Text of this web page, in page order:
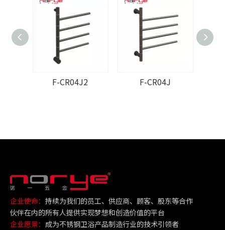
F-CR04J2 F-CR04J
企业使命： 持续为我们的员工、供应商、顾客、股东等合作
伙伴在内的所有人提供实现梦想和创造价值的平台
企业愿景： 成为不锈钢卫浴产品制造行业的技术引领者